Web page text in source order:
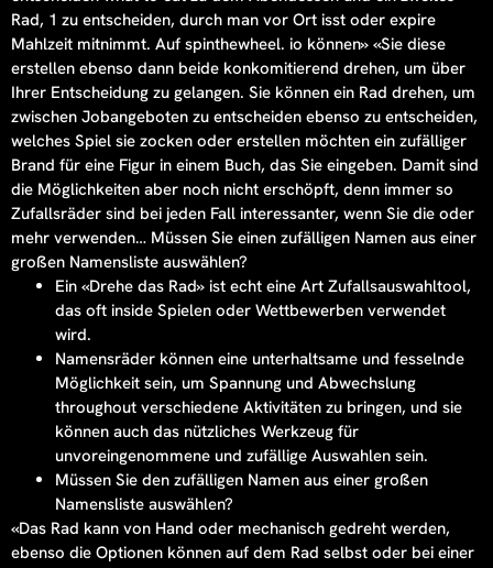
Rad, 1 zu entscheiden, durch man vor Ort isst oder expire
Mahlzeit mitnimmt. Auf spinthewheel. io können» «Sie diese
erstellen ebenso dann beide konkomitierend drehen, um über
Ihrer Entscheidung zu gelangen. Sie können ein Rad drehen, um
zwischen Jobangeboten zu entscheiden ebenso zu entscheiden,
welches Spiel sie zocken oder erstellen möchten ein zufälliger
Brand für eine Figur in einem Buch, das Sie eingeben. Damit sind
die Möglichkeiten aber noch nicht erschöpft, denn immer so
Zufallsräder sind bei jeden Fall interessanter, wenn Sie die oder
mehr verwenden… Müssen Sie einen zufälligen Namen aus einer
großen Namensliste auswählen?
Ein «Drehe das Rad» ist echt eine Art Zufallsauswahltool,
das oft inside Spielen oder Wettbewerben verwendet
wird.
Namensräder können eine unterhaltsame und fesselnde
Möglichkeit sein, um Spannung und Abwechslung
throughout verschiedene Aktivitäten zu bringen, und sie
können auch das nützliches Werkzeug für
unvoreingenommene und zufällige Auswahlen sein.
Müssen Sie den zufälligen Namen aus einer großen
Namensliste auswählen?
«Das Rad kann von Hand oder mechanisch gedreht werden,
ebenso die Optionen können auf dem Rad selbst oder bei einer